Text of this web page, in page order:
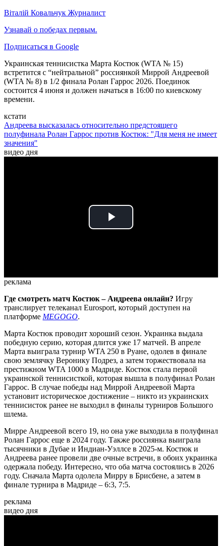
Віталій Ковальчук Журналист
Узнавай о победах первым.
Подписаться в Google
Украинская теннисистка Марта Костюк (WTA № 15)
встретится с “нейтральной” россиянкой Миррой Андреевой
(WTA № 8) в 1/2 финала Ролан Гаррос 2026. Поединок
состоится 4 июня и должен начаться в 16:00 по киевскому
времени.
кстати
Андреева высказалась относительно предстоящего
полуфинала Ролан Гаррос против Костюк: "Для меня не имеет
значения"
видео дня
Play
реклама
Где смотреть матч Костюк – Андреева онлайн? Игру
транслирует телеканал Eurosport, который доступен на
платформе MEGOGO.
Марта Костюк проводит хороший сезон. Украинка выдала
победную серию, которая длится уже 17 матчей. В апреле
Марта выиграла турнир WTA 250 в Руане, одолев в финале
свою землячку Веронику Подрез, а затем торжествовала на
престижном WTA 1000 в Мадриде. Костюк стала первой
украинской теннисисткой, которая вышла в полуфинал Ролан
Гаррос. В случае победы над Миррой Андреевой Марта
установит историческое достижение – никто из украинских
теннисисток ранее не выходил в финалы турниров Большого
шлема.
Мирре Андреевой всего 19, но она уже выходила в полуфинал
Ролан Гаррос еще в 2024 году. Также россиянка выиграла
тысячники в Дубае и Индиан-Уэллсе в 2025-м. Костюк и
Андреева ранее провели две очные встречи, в обоих украинка
одержала победу. Интересно, что оба матча состоялись в 2026
году. Сначала Марта одолела Мирру в Брисбене, а затем в
финале турнира в Мадриде – 6:3, 7:5.
реклама
видео дня